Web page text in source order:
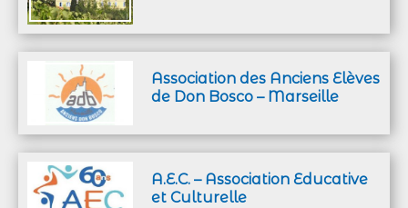
Association des Anciens Elèves
de Don Bosco – Marseille
A.E.C. – Association Educative
et Culturelle